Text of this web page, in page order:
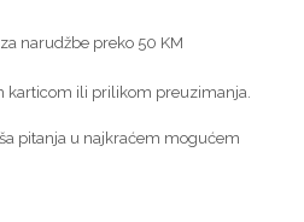
narudžbe preko 50 KM
karticom ili prilikom preuzimanja.
pitanja u najkraćem mogućem